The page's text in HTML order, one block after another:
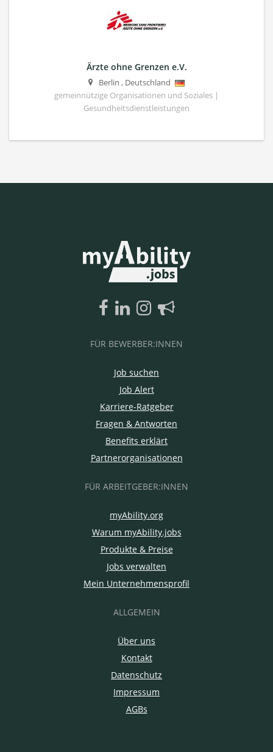
Ärzte ohne Grenzen e.V.
Berlin , Deutschland
gemeinnützige Organisationen und Soziales |
Gesundheitsdienstleistungen
FÜR BEWERBER:INNEN
Job suchen
Job Alert
Karriere-Ratgeber
Fragen & Antworten
Benefits erklärt
Partnerorganisationen
FÜR ARBEITGEBER:INNEN
myAbility.org
Warum myAbility.jobs
Produkte & Preise
Jobs verwalten
Mein Unternehmensprofil
ALLGEMEIN
Über uns
Kontakt
Datenschutz
Impressum
AGBs